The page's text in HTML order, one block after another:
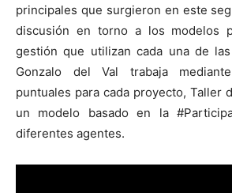
principales que surgieron en este
discusión en torno a los modelos
gestión que utilizan cada una de
Gonzalo del Val trabaja mediante
puntuales para cada proyecto, Taller
un modelo basado en la
diferentes agentes.